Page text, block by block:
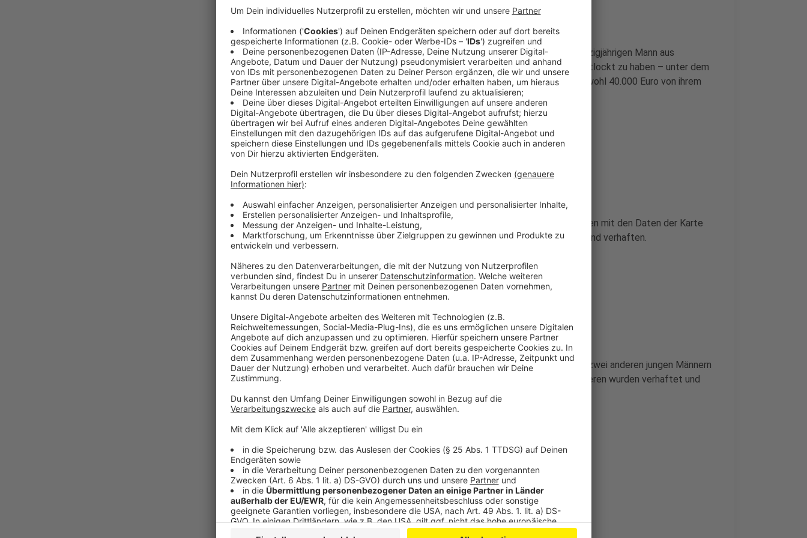
Anzeige
Grund für die Verhaftung war ein aktueller Fall: Dem Anfang zwanzigjährigen Mann aus
Leverkusen wird vorgeworfen, einer älteren Frau ihre EC-Karte entlockt zu haben – unter dem
Vorwand, er wolle sie gegen eine neue austauschen. Dann hat er wohl 40.000 Euro von ihrem
Konto an einem Automaten abgehoben.
Anzeige
Anzeige
Was er nicht wusste: Der Automat war videoüberwacht. Zusammen mit den Daten der Karte
konnte die Polizei den mutmaßlichen Betrüger so schnell finden und verhaften.
Anzeige
Anzeige
Die Ermittlungen deuten jetzt darauf hin, dass er gemeinsam mit zwei anderen jungen Männern
schon mehrere solcher Taten begangen hat. Auch die beiden anderen wurden verhaftet und
sitzen in Untersuchungshaft.
Anzeige
Neue Baustelle auf Umleitung in Leverkusen